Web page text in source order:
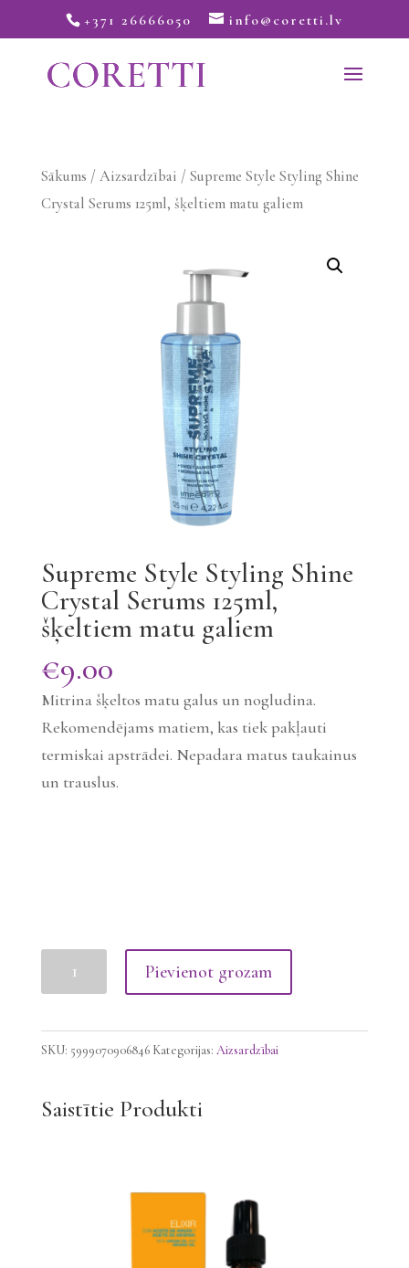
+371 26666050 info@coretti.lv
Sākums / Aizsardzībai / Supreme Style Styling Shine
Crystal Serums 125ml, šķeltiem matu galiem
Supreme Style Styling Shine
Crystal Serums 125ml,
šķeltiem matu galiem
€9.00
Mitrina šķeltos matu galus un nogludina.
Rekomendējams matiem, kas tiek pakļauti
termiskai apstrādei. Nepadara matus taukainus
un trauslus.
Style
Shine
Serums
Pievienot grozam
SKU: 5999070906846 Kategorijas: Aizsardzībai
Saistītie Produkti